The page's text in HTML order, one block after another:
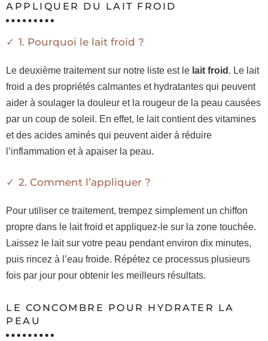
APPLIQUER DU LAIT FROID
1. Pourquoi le lait froid ?
Le deuxième traitement sur notre liste est le lait froid . Le lait
froid a des propriétés calmantes et hydratantes qui peuvent
aider à soulager la douleur et la rougeur de la peau causées
par un coup de soleil. En effet, le lait contient des vitamines
et des acides aminés qui peuvent aider à réduire
l’inflammation et à apaiser la peau.
2. Comment l’appliquer ?
Pour utiliser ce traitement, trempez simplement un chiffon
propre dans le lait froid et appliquez-le sur la zone touchée.
Laissez le lait sur votre peau pendant environ dix minutes,
puis rincez à l’eau froide. Répétez ce processus plusieurs
fois par jour pour obtenir les meilleurs résultats.
LE CONCOMBRE POUR HYDRATER LA
PEAU